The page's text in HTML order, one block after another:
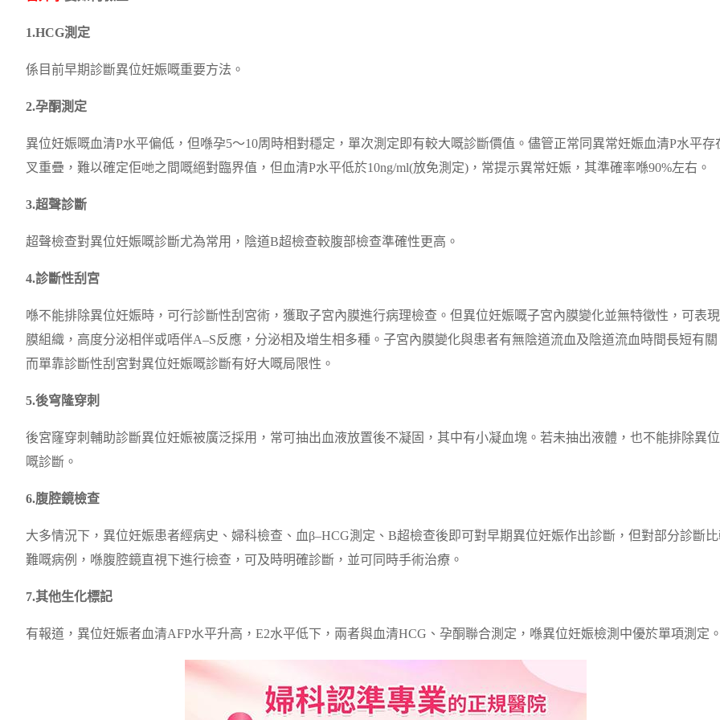
1.HCG測定
係目前早期診斷異位妊娠嘅重要方法。
2.孕酮測定
異位妊娠嘅血清P水平偏低，但喺孕5～10周時相對穩定，單次測定即有較大嘅診斷價值。儘管正常同異常妊娠血清P水平存
叉重疊，難以確定佢哋之間嘅絕對臨界值，但血清P水平低於10ng/ml(放免測定)，常提示異常妊娠，其準確率喺90%左右。
3.超聲診斷
超聲檢查對異位妊娠嘅診斷尤為常用，陰道B超檢查較腹部檢查準確性更高。
4.診斷性刮宮
喺不能排除異位妊娠時，可行診斷性刮宮術，獲取子宮內膜進行病理檢查。但異位妊娠嘅子宮內膜變化並無特徵性，可表
膜組織，高度分泌相伴或唔伴A–S反應，分泌相及增生相多種。子宮內膜變化與患者有無陰道流血及陰道流血時間長短有關
而單靠診斷性刮宮對異位妊娠嘅診斷有好大嘅局限性。
5.後穹隆穿刺
後宮窿穿刺輔助診斷異位妊娠被廣泛採用，常可抽出血液放置後不凝固，其中有小凝血塊。若未抽出液體，也不能排除異
嘅診斷。
6.腹腔鏡檢查
大多情況下，異位妊娠患者經病史、婦科檢查、血β–HCG測定、B超檢查後即可對早期異位妊娠作出診斷，但對部分診斷比
難嘅病例，喺腹腔鏡直視下進行檢查，可及時明確診斷，並可同時手術治療。
7.其他生化標記
有報道，異位妊娠者血清AFP水平升高，E2水平低下，兩者與血清HCG、孕酮聯合測定，喺異位妊娠檢測中優於單項測定。